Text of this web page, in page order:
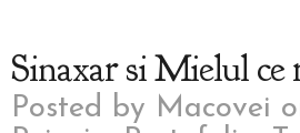
Sinaxar si Mielul ce
Posted by Macovei